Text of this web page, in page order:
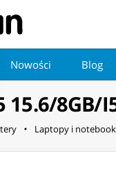
Nowości Blog
15.6/8GB/
Laptopy i